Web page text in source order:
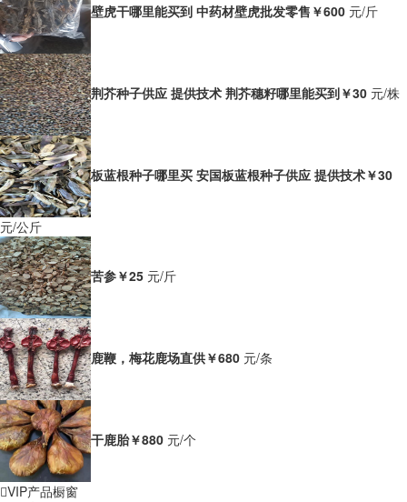
壁虎干哪里能买到 中药材壁虎批发零售 ￥600 元/斤
荆芥种子供应 提供技术 荆芥穗籽哪里能买到￥30 元/株
板蓝根种子哪里买 安国板蓝根种子供应 提供技术￥30
元/公斤
苦参￥25 元/斤
鹿鞭，梅花鹿场直供￥680 元/条
干鹿胎￥880 元/个
VIP产品橱窗